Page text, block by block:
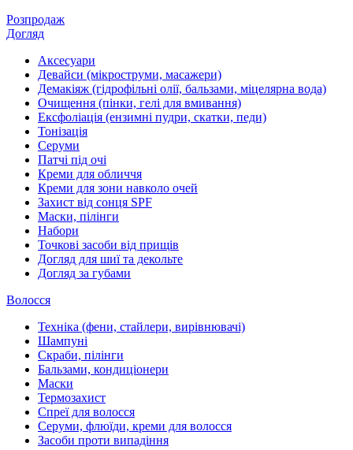
Розпродаж
Догляд
Аксесуари
Девайси (мікроструми, масажери)
Демакіяж (гідрофільні олії, бальзами, міцелярна вода)
Очищення (пінки, гелі для вмивання)
Ексфоліація (ензимні пудри, скатки, педи)
Тонізація
Серуми
Патчі під очі
Креми для обличчя
Креми для зони навколо очей
Захист від сонця SPF
Маски, пілінги
Набори
Точкові засоби від прищів
Догляд для шиї та декольте
Догляд за губами
Волосся
Техніка (фени, стайлери, вирівнювачі)
Шампуні
Скраби, пілінги
Бальзами, кондиціонери
Маски
Термозахист
Спреї для волосся
Серуми, флюїди, креми для волосся
Засоби проти випадіння